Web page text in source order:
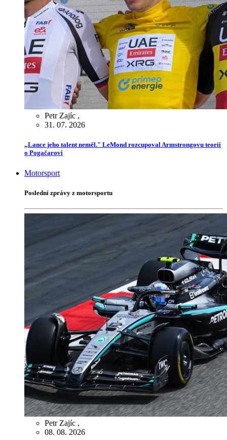
Petr Zajíc ,
31. 07. 2026
„Lance jeho talent neměl." LeMond rozcupoval Armstrongovu teorii
o Pogačarovi
Motorsport
Poslední zprávy z motorsportu
Petr Zajíc ,
08. 08. 2026